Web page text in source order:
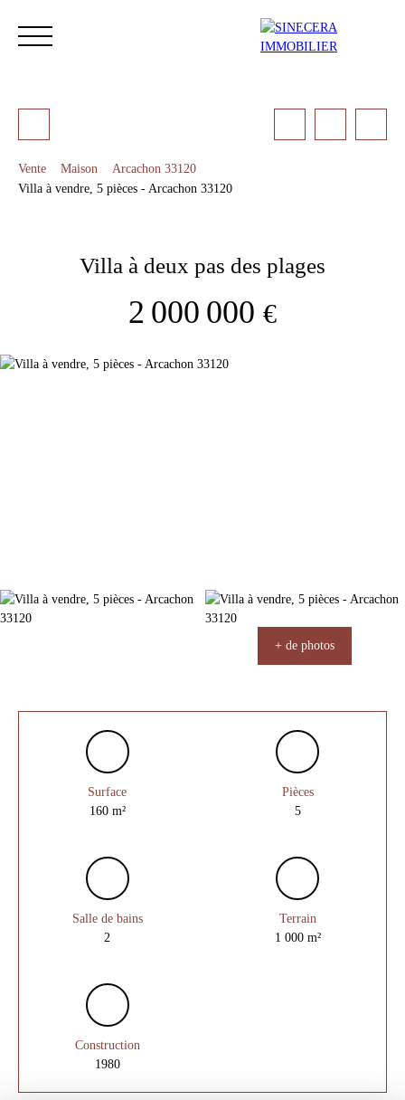
Estimation
Vente Maison
Arcachon 33120
Villa à vendre, 5 pièces - Arcachon 33120
Villa à deux pas des plages
2 000 000 €
+ de photos
Surface
160 m²
Pièces
5
Salle de bains
2
Terrain
1 000 m²
Construction
1980